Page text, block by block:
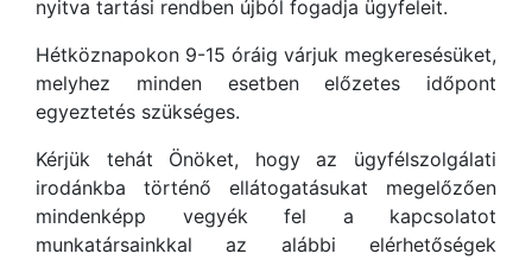
nyitva tartási rendben újból fogadja ügyfeleit.
Hétköznapokon 9-15 óráig várjuk megkeresésüket,
melyhez minden esetben előzetes időpont
egyeztetés szükséges.
Kérjük tehát Önöket, hogy az ügyfélszolgálati
irodánkba történő ellátogatásukat megelőzően
mindenképp vegyék fel a kapcsolatot
munkatársainkkal az alábbi elérhetőségek